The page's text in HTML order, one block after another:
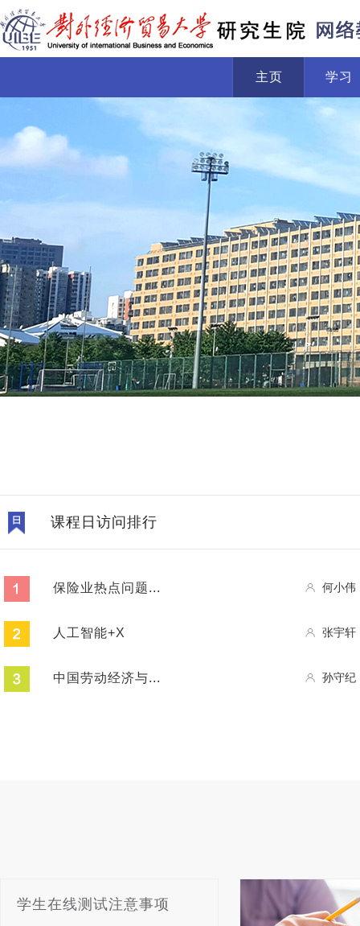
主页 学习
课程日访问排行
保险业热点问题... 何小伟
人工智能+X 张宇轩
中国劳动经济与... 孙守纪
学生在线测试注意事项